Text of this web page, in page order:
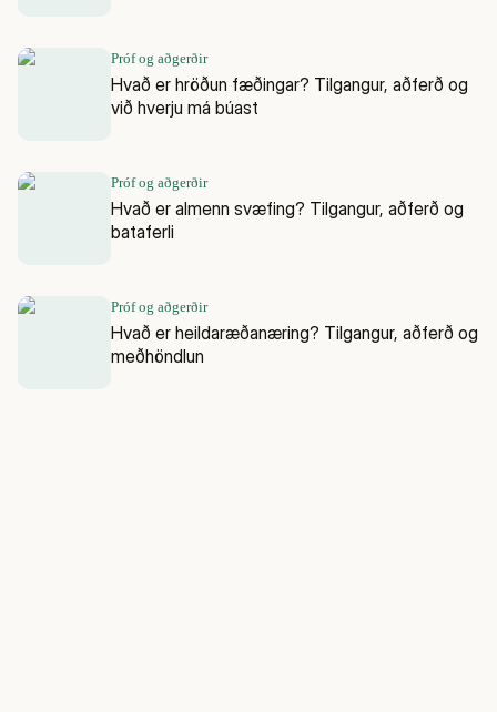
Próf og aðgerðir
Hvað er hröðun fæðingar? Tilgangur, aðferð og
við hverju má búast
Próf og aðgerðir
Hvað er almenn svæfing? Tilgangur, aðferð og
bataferli
Próf og aðgerðir
Hvað er heildaræðanæring? Tilgangur, aðferð og
meðhöndlun